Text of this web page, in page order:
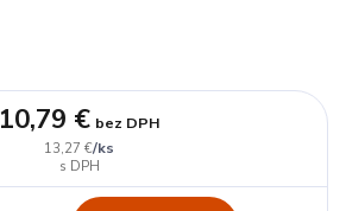
13,27 €/ks
10,79 € bez DPH